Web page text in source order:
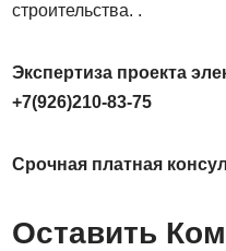
строительства. .
Экспертиза проекта
+7(926)210-83-75
Срочная платная
Оставить